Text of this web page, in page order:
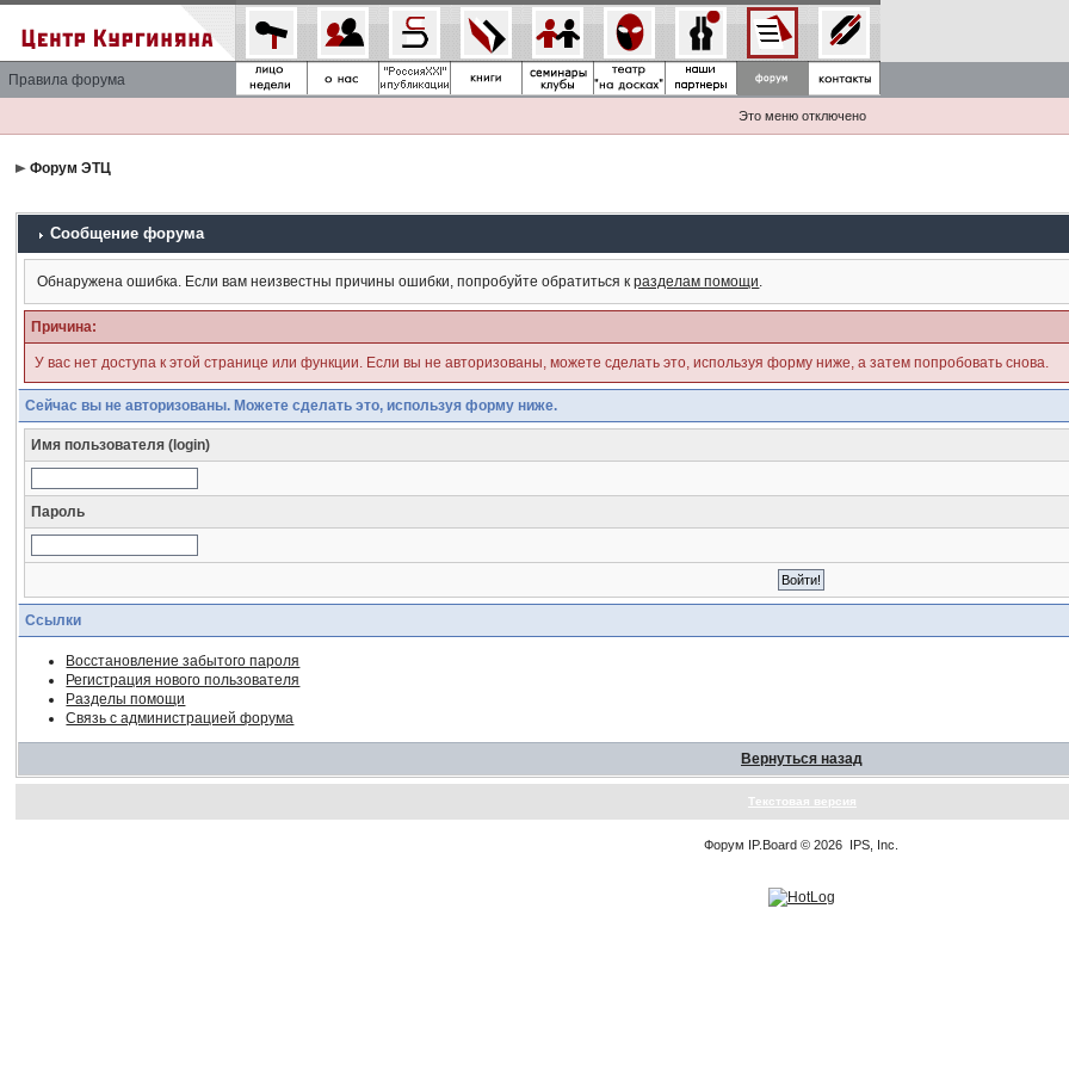
Правила форума
Это меню отключено
Форум ЭТЦ
Сообщение форума
Обнаружена ошибка. Если вам неизвестны причины ошибки, попробуйте обратиться кразделам помощи.
Причина:
У вас нет доступа к этой странице или функции. Если вы не авторизованы, можете сделать это, используя форму ниже, а затем попробовать снова.
Сейчас вы не авторизованы. Можете сделать это, используя форму ниже.
Имя пользователя (login)
Пароль
Ссылки
Восстановление забытого пароля
Регистрация нового пользователя
Разделы помощи
Связь с администрацией форума
Вернуться назад
Текстовая версия
Форум IP.Board © 2026 IPS, Inc